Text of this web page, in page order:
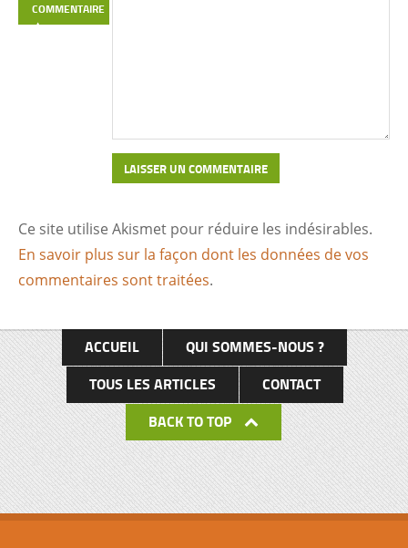
COMMENTAIRE
Ce site utilise Akismet pour réduire les indésirables.
En savoir plus sur la façon dont les données de vos
commentaires sont traitées.
ACCUEIL
QUI SOMMES-NOUS ?
TOUS LES ARTICLES
CONTACT
BACK TO TOP